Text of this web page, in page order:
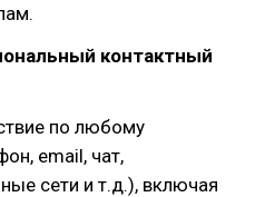
контактный
по любому
email, чат,
сети и т.д.), включая